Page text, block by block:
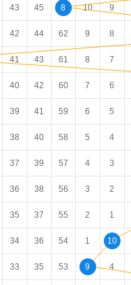
43 45 8 10 9
42 44 62 9 8
41 43 61 8 7
40 42 60 7 6
39 41 59 6 5
38 40 58 5 4
37 39 57 4 3
36 38 56 3 2
35 37 55 2 1
34 36 54 1 10
33 35 53 9 4